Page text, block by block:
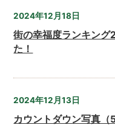
2024年12月18日
街の幸福度ランキン
た！
2024年12月13日
カウントダウン写真（